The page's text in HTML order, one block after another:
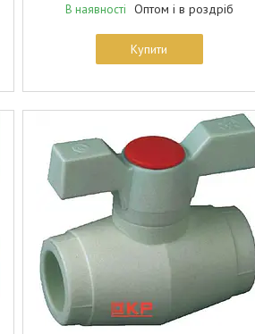
В наявності Оптом і в роздріб
Купити